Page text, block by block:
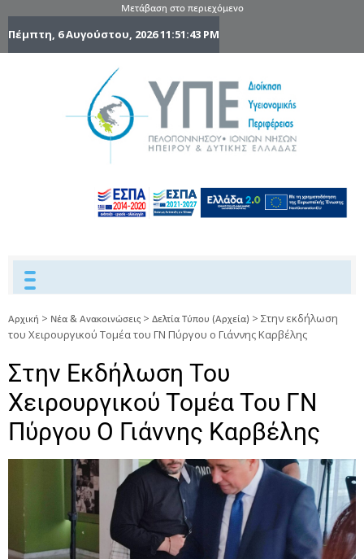
Μετάβαση στο περιεχόμενο
Πέμπτη, 6 Αυγούστου, 202611:51:44 PM
Ηπείρου
Δυτικής
Ελλάδας
Αρχική > Νέα & Ανακοινώσεις > Δελτία Τύπου (Αρχεία) > Στην εκδήλωση
του Χειρουργικού Τομέα του ΓΝ Πύργου o Γιάννης Καρβέλης
Στην Εκδήλωση Του
Χειρουργικού Τομέα Του ΓΝ
Πύργου O Γιάννης Καρβέλης